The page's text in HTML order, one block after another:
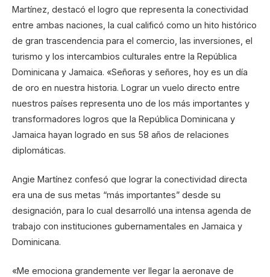
Martínez, destacó el logro que representa la conectividad
entre ambas naciones, la cual calificó como un hito histórico
de gran trascendencia para el comercio, las inversiones, el
turismo y los intercambios culturales entre la República
Dominicana y Jamaica. «Señoras y señores, hoy es un día
de oro en nuestra historia. Lograr un vuelo directo entre
nuestros países representa uno de los más importantes y
transformadores logros que la República Dominicana y
Jamaica hayan logrado en sus 58 años de relaciones
diplomáticas.
Angie Martínez confesó que lograr la conectividad directa
era una de sus metas “más importantes” desde su
designación, para lo cual desarrolló una intensa agenda de
trabajo con instituciones gubernamentales en Jamaica y
Dominicana.
«Me emociona grandemente ver llegar la aeronave de